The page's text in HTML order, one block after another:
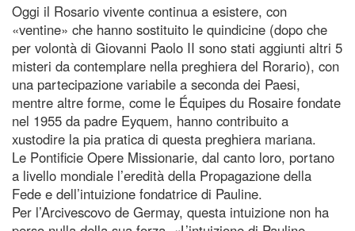
Oggi il Rosario vivente continua a esistere, con
«ventine» che hanno sostituito le quindicine (dopo che
per volontà di Giovanni Paolo II sono stati aggiunti altri 5
misteri da contemplare nella preghiera del Rorario), con
una partecipazione variabile a seconda dei Paesi,
mentre altre forme, come le Équipes du Rosaire fondate
nel 1955 da padre Eyquem, hanno contribuito a
xustodire la pia pratica di questa preghiera mariana.
Le Pontificie Opere Missionarie, dal canto loro, portano
a livello mondiale l’eredità della Propagazione della
Fede e dell’intuizione fondatrice di Pauline.
Per l’Arcivescovo de Germay, questa intuizione non ha